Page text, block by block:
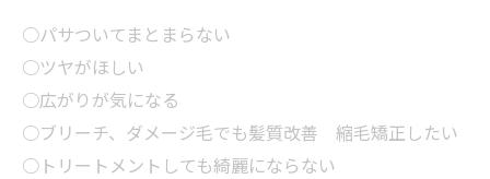
○パサついてまとまらない
○ツヤがほしい
○広がりが気になる
○ブリーチ、ダメージ毛でも髪質改善 縮毛矯正したい
○トリートメントしても綺麗にならない